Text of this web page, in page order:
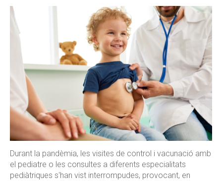
Durant la pandèmia, les visites de control i vacunació amb
el pediatre o les consultes a diferents especialitats
pediàtriques s'han vist interrompudes, provocant, en